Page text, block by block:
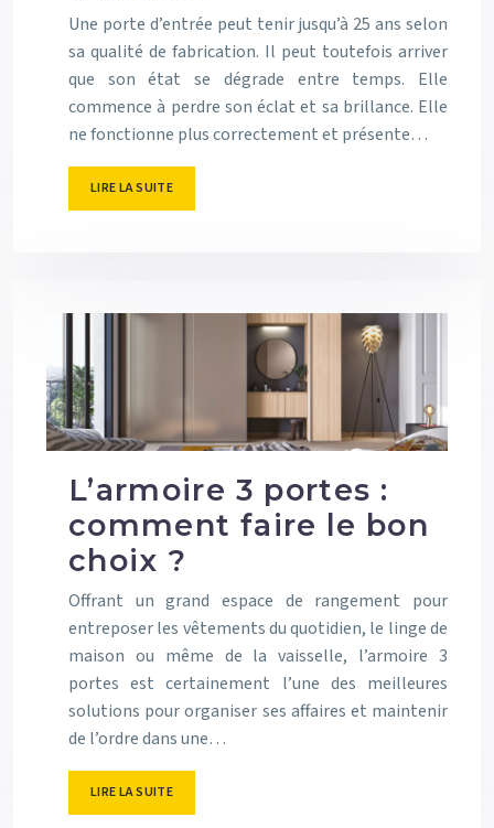
Une porte d’entrée peut tenir jusqu’à 25 ans selon
sa qualité de fabrication. Il peut toutefois arriver
que son état se dégrade entre temps. Elle
commence à perdre son éclat et sa brillance. Elle
ne fonctionne plus correctement et présente…
LIRE LA SUITE
L’armoire 3 portes :
comment faire le bon
choix ?
Offrant un grand espace de rangement pour
entreposer les vêtements du quotidien, le linge de
maison ou même de la vaisselle, l’armoire 3
portes est certainement l’une des meilleures
solutions pour organiser ses affaires et maintenir
de l’ordre dans une…
LIRE LA SUITE